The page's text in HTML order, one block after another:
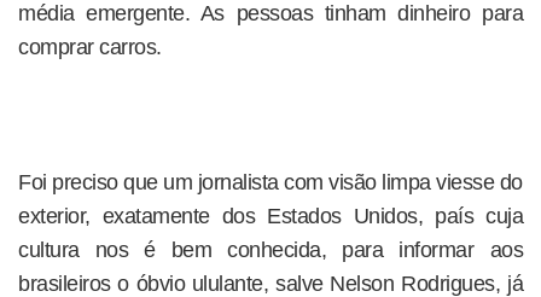
média emergente. As pessoas tinham dinheiro para
comprar carros.
Foi preciso que um jornalista com visão limpa viesse do
exterior, exatamente dos Estados Unidos, país cuja
cultura nos é bem conhecida, para informar aos
brasileiros o óbvio ululante, salve Nelson Rodrigues, já